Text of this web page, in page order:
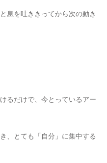
息を吐ききってから次の動き
るだけで、今とっているアー
、とても「自分」に集中する